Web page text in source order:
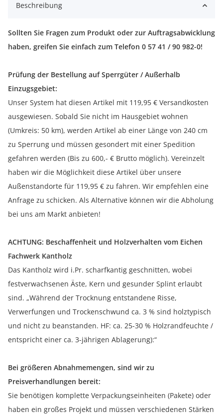
Beschreibung
Sollten Sie Fragen zum Produkt oder zur Auftragsabwicklung
haben, greifen Sie einfach zum Telefon 0 57 41 / 90 982-0!
Prüfung der Bestellung auf Sperrgüter / Außerhalb
Einzugsgebiet:
Unser System hat diesen Artikel mit 119,95 € Versandkosten
ausgewiesen. Sobald Sie nicht im Hausgebiet wohnen
(Umkreis: 50 km), werden Artikel ab einer Länge von 240 cm
zu Sperrung und müssen gesondert mit einer Spedition
gefahren werden (Bis zu 600,- € Brutto möglich). Vereinzelt
haben wir die Möglichkeit diese Artikel über unsere
Außenstandorte für 119,95 € zu fahren. Wir empfehlen eine
Anfrage zu schicken. Als Alternative können wir die Abholung
bei uns am Markt anbieten!
ACHTUNG: Beschaffenheit und Holzverhalten vom Eichen
Fachwerk Kantholz
Das Kantholz wird i.Pr. scharfkantig geschnitten, wobei
festverwachsenen Äste, Kern und gesunder Splint erlaubt
sind. „Während der Trocknung entstandene Risse,
Verwerfungen und Trockenschwund ca. 3 % sind holztypisch
und nicht zu beanstanden. HF: ca. 25-30 % Holzrandfeuchte /
entspricht einer ca. 3-jährigen Ablagerung):“
Bei größeren Abnahmemengen, sind wir zu
Preisverhandlungen bereit:
Sie benötigen komplette Verpackungseinheiten (Pakete) oder
haben ein großes Projekt und müssen verschiedenen Stärken